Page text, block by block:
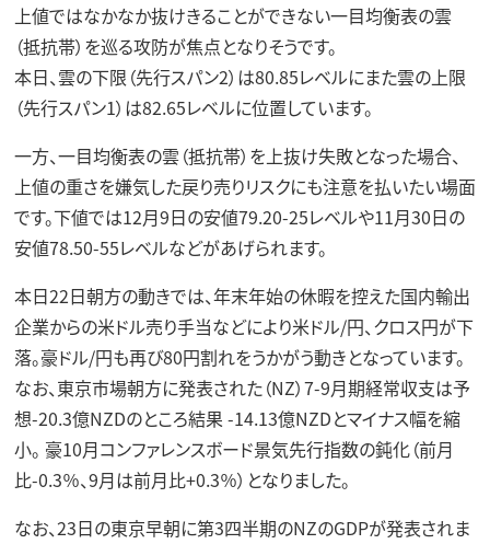
上値ではなかなか抜けきることができない一目均衡表の雲
（抵抗帯）を巡る攻防が焦点となりそうです。
本日、雲の下限（先行スパン2）は80.85レベルにまた雲の上限
（先行スパン1）は82.65レベルに位置しています。
一方、一目均衡表の雲（抵抗帯）を上抜け失敗となった場合、
上値の重さを嫌気した戻り売りリスクにも注意を払いたい場面
です。下値では12月9日の安値79.20-25レベルや11月30日の
安値78.50-55レベルなどがあげられます。
本日22日朝方の動きでは、年末年始の休暇を控えた国内輸出
企業からの米ドル売り手当などにより米ドル/円、クロス円が下
落。豪ドル/円も再び80円割れをうかがう動きとなっています。
なお、東京市場朝方に発表された（NZ）7-9月期経常収支は予
想-20.3億NZDのところ結果 -14.13億NZDとマイナス幅を縮
小。 豪10月コンファレンスボード景気先行指数の鈍化（前月
比-0.3％、9月は前月比+0.3％）となりました。
なお、23日の東京早朝に第3四半期のNZのGDPが発表されま